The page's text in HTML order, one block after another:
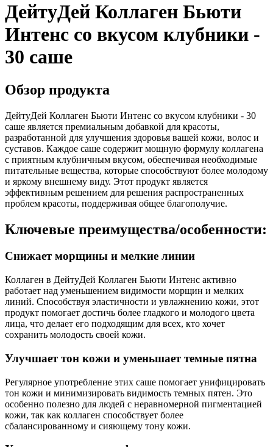
ДейтуДей Коллаген Бьюти
Интенс со вкусом клубники -
30 саше
Обзор продукта
ДейтуДей Коллаген Бьюти Интенс со вкусом клубники - 30
саше является премиальным добавкой для красоты,
разработанной для улучшения здоровья вашей кожи, волос и
суставов. Каждое саше содержит мощную формулу коллагена
с приятным клубничным вкусом, обеспечивая необходимые
питательные вещества, которые способствуют более молодому
и яркому внешнему виду. Этот продукт является
эффективным решением для решения распространенных
проблем красоты, поддерживая общее благополучие.
Ключевые преимущества/особенности:
Снижает морщины и мелкие линии
Коллаген в ДейтуДей Коллаген Бьюти Интенс активно
работает над уменьшением видимости морщин и мелких
линий. Способствуя эластичности и увлажнению кожи, этот
продукт помогает достичь более гладкого и молодого цвета
лица, что делает его подходящим для всех, кто хочет
сохранить молодость своей кожи.
Улучшает тон кожи и уменьшает темные пятна
Регулярное употребление этих саше помогает унифицировать
тон кожи и минимизировать видимость темных пятен. Это
особенно полезно для людей с неравномерной пигментацией
кожи, так как коллаген способствует более
сбалансированному и сияющему тону кожи.